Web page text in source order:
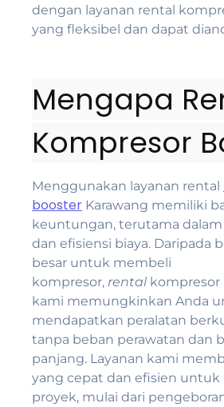
dengan layanan rental
yang fleksibel dan dapat
Mengapa
Kompresor
Menggunakan layanan rental
booster Karawang memiliki
keuntungan, terutama
dan efisiensi biaya. Daripada
besar untuk membeli
kompresor, rental kompresor
kami memungkinkan Anda
mendapatkan peralatan
tanpa beban perawatan dan
panjang. Layanan kami
yang cepat dan efisien untuk
proyek, mulai dari